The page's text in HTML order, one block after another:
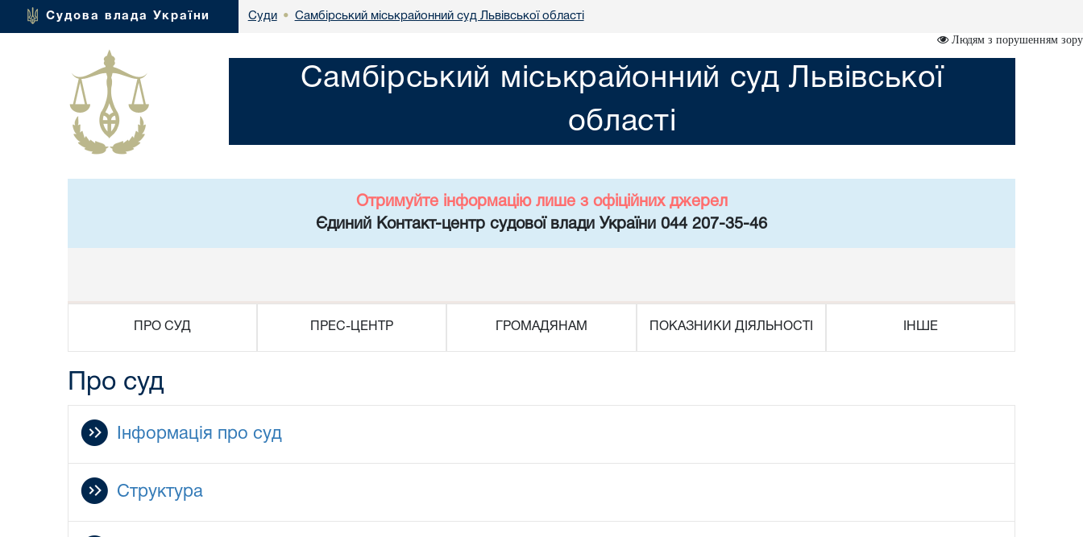
Судова влада України Суди • Самбірський міськрайонний суд Львівської області
Людям з порушенням зору
Самбірський міськрайонний суд Львівської
області
Отримуйте інформацію лише з офіційних джерел
Єдиний Контакт-центр судової влади України 044 207-35-46
ПРО СУД ПРЕС-ЦЕНТР ГРОМАДЯНАМ ПОКАЗНИКИ ДІЯЛЬНОСТІ ІНШЕ
Про суд
Інформація про суд
Структура